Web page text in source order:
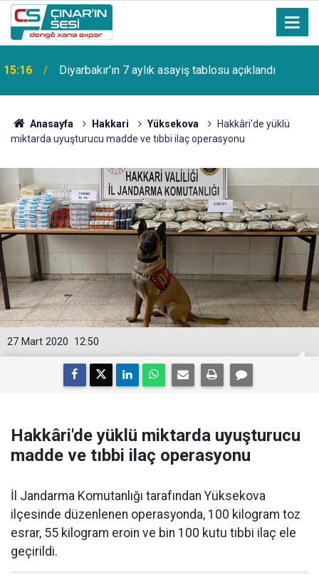
15:16 Diyarbakır'ın 7 aylık asayiş tablosu açıklandı
Anasayfa Hakkari Yüksekova
Hakkâri'de yüklü
miktarda uyuşturucu madde ve tıbbi ilaç operasyonu
12:50
27 Mart 2020
Hakkâri'de yüklü miktarda uyuşturucu
madde ve tıbbi ilaç operasyonu
İl Jandarma Komutanlığı tarafından Yüksekova
ilçesinde düzenlenen operasyonda, 100 kilogram toz
esrar, 55 kilogram eroin ve bin 100 kutu tıbbi ilaç ele
geçirildi.